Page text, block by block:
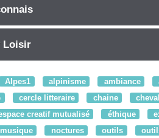
Loisir
Alpes1 alpinisme ambiance
cercle litteraire chaine cheval
creatif mutualisé éthique
musique noctures outils